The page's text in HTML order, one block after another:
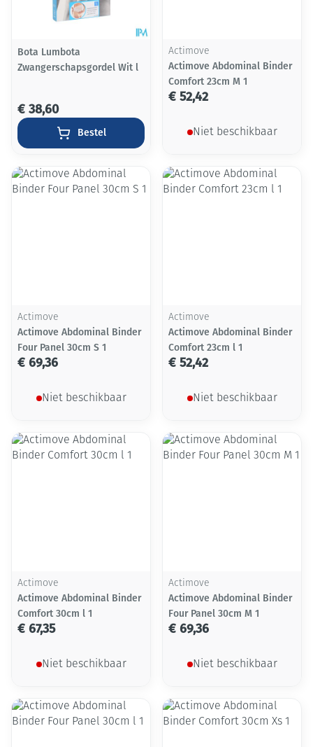
Bota Lumbota
Zwangerschapsgordel Wit l
€ 38,60
Bestel
Actimove
Actimove Abdominal Binder
Comfort 23cm M 1
€ 52,42
Niet beschikbaar
Actimove
Actimove Abdominal Binder
Four Panel 30cm S 1
€ 69,36
Niet beschikbaar
Actimove
Actimove Abdominal Binder
Comfort 23cm l 1
€ 52,42
Niet beschikbaar
Actimove
Actimove Abdominal Binder
Comfort 30cm l 1
€ 67,35
Niet beschikbaar
Actimove
Actimove Abdominal Binder
Four Panel 30cm M 1
€ 69,36
Niet beschikbaar